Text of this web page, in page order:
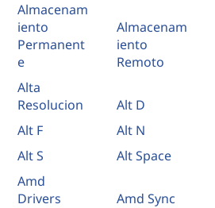
Almacenam
iento
Permanent
e
Almacenam
iento
Remoto
Alta
Resolucion
Alt D
Alt F
Alt N
Alt S
Alt Space
Amd
Drivers
Amd Sync